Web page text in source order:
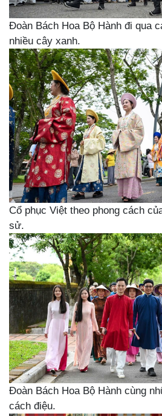
Đoàn Bách Hoa Bộ Hành đi qua
nhiều cây xanh.
Cổ phục Việt theo phong cách
sử.
Đoàn Bách Hoa Bộ Hành cùng
cách điệu.